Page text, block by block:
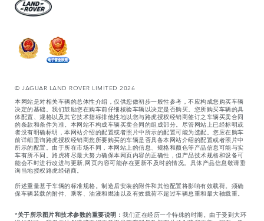
© JAGUAR LAND ROVER LIMITED 2026
本网站是对相关车辆的总体性介绍，仅供您做初步一般性参考，不应构成您购买车辆
决定的基础。我们鼓励您在购车前仔细核验车辆以决定是否购买。您所购买车辆的具
体配置、规格以及其它技术指标排他性地以您与路虎授权经销商签订之车辆买卖合同
的条款和条件为准。本网站不构成车辆买卖合同的组成部分。尽管网站上已经标明或
者没有明确标明，本网站介绍的配置或者照片中所示的配置可能为选配。您应在购车
前详细垂询路虎授权经销商您所要购买的车辆是否具备本网站介绍的配置或者照片中
所示的配置。由于所在市场不同，本网站上的信息、规格和颜色等产品信息可能与实
车有所不同。路虎将尽最大努力确保本网页内容的正确性，但产品技术规格和设备可
能会不时进行改进与更新,网页内容可能存在更新不及时的情况。具体产品信息敬请垂
询当地授权路虎经销商。
所述重量基于车辆的标准规格。制造后安装的附件和其他配置将影响有效载荷。须确
保车辆装载的附件、乘客、油液和燃油以及有效载荷不超过车辆总重和最大轴载重。
*关于所示图片和技术参数的重要说明： 我们正在经历一个特殊的时期。由于受到大环